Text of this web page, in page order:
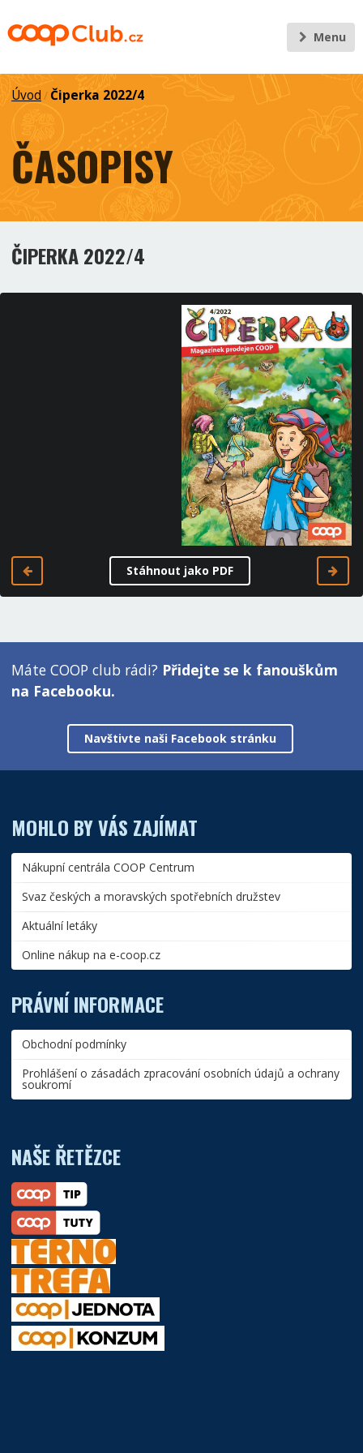
Menu
Úvod / Čiperka 2022/4
ČASOPISY
ČIPERKA 2022/4
Stáhnout jako PDF
Máte COOP club rádi? Přidejte se k fanouškům
na Facebooku.
Navštivte naši Facebook stránku
MOHLO BY VÁS ZAJÍMAT
Nákupní centrála COOP Centrum
Svaz českých a moravských spotřebních družstev
Aktuální letáky
Online nákup na e-coop.cz
PRÁVNÍ INFORMACE
Obchodní podmínky
Prohlášení o zásadách zpracování osobních údajů a ochrany
soukromí
NAŠE ŘETĚZCE